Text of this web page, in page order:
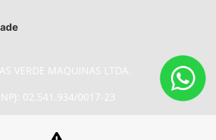
VERDE MAQUINAS LTDA.
02.541.934/0017-23